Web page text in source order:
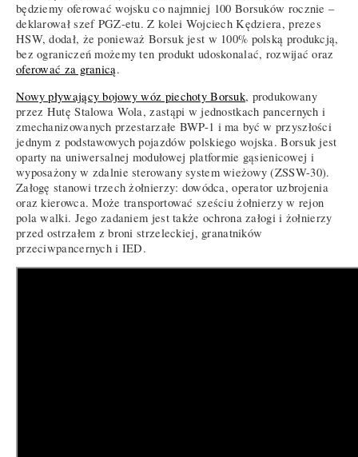
będziemy oferować wojsku co najmniej 100 Borsuków rocznie –
deklarował szef PGZ-etu. Z kolei Wojciech Kędziera, prezes
HSW, dodał, że ponieważ Borsuk jest w 100% polską produkcją,
bez ograniczeń możemy ten produkt udoskonalać, rozwijać oraz
oferować za granicą.
Nowy pływający bojowy wóz piechoty Borsuk, produkowany
przez Hutę Stalowa Wola, zastąpi w jednostkach pancernych i
zmechanizowanych przestarzałe BWP-1 i ma być w przyszłości
jednym z podstawowych pojazdów polskiego wojska. Borsuk jest
oparty na uniwersalnej modułowej platformie gąsienicowej i
wyposażony w zdalnie sterowany system wieżowy (ZSSW-30).
Załogę stanowi trzech żołnierzy: dowódca, operator uzbrojenia
oraz kierowca. Może transportować sześciu żołnierzy w rejon
pola walki. Jego zadaniem jest także ochrona załogi i żołnierzy
przed ostrzałem z broni strzeleckiej, granatników
przeciwpancernych i IED.